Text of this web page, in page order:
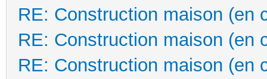
RE: Construction maison (en
RE: Construction maison (en
RE: Construction maison (en